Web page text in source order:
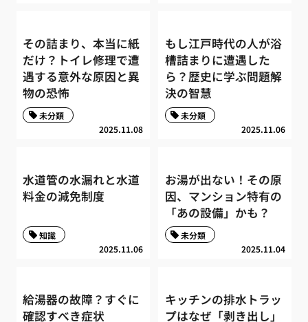
その詰まり、本当に紙
だけ？トイレ修理で遭
遇する意外な原因と異
物の恐怖
2025.11.08
未分類
もし江戸時代の人が浴
槽詰まりに遭遇した
ら？歴史に学ぶ問題解
決の智慧
2025.11.06
未分類
水道管の水漏れと水道
料金の減免制度
2025.11.06
知識
お湯が出ない！その原
因、マンション特有の
「あの設備」かも？
2025.11.04
未分類
給湯器の故障？すぐに
確認すべき症状
キッチンの排水トラッ
プはなぜ「剥き出し」